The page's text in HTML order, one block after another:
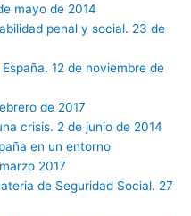
mayo de 2014
penal y social. 23 de
12 de noviembre de
de 2017
crisis. 2 de junio de 2014
en un entorno
2017
de Seguridad Social. 27